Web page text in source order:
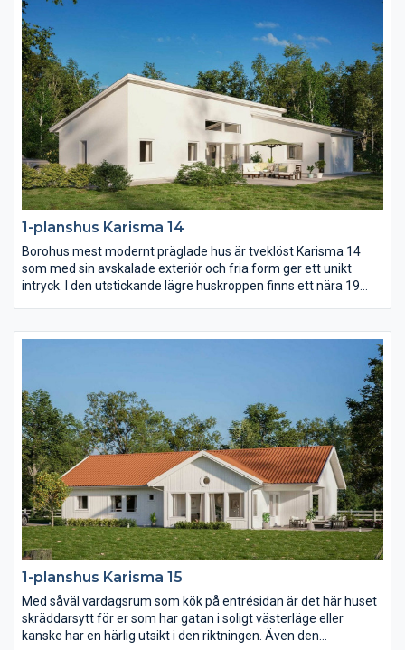
1-planshus Karisma 14
Borohus mest modernt präglade hus är tveklöst Karisma 14
som med sin avskalade exteriör och fria form ger ett unikt
intryck. I den utstickande lägre huskroppen finns ett nära 19
som en effekt av det höga snedtaket.
1-planshus Karisma 15
Med såväl vardagsrum som kök på entrésidan är det här huset
skräddarsytt för er som har gatan i soligt västerläge eller
kanske har en härlig utsikt i den riktningen. Även den